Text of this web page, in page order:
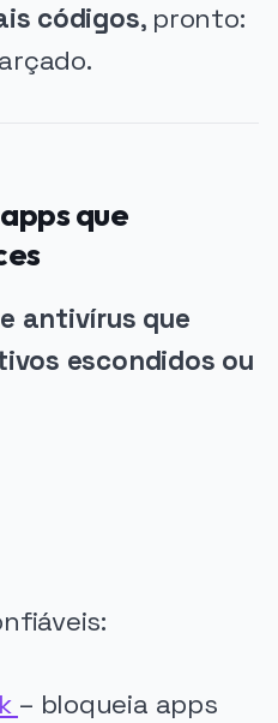
códigos, pronto:
que
antivírus que
escondidos ou
– bloqueia apps